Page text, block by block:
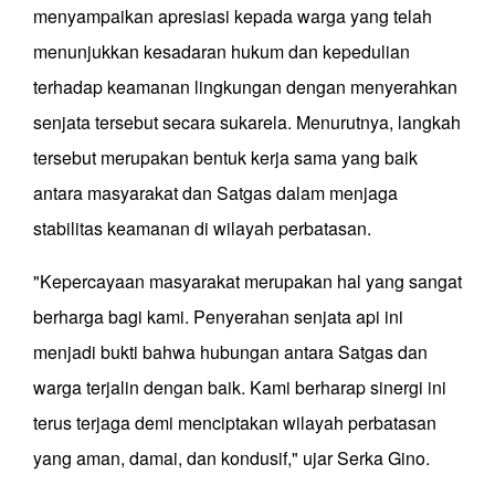
menyampaikan apresiasi kepada warga yang telah
menunjukkan kesadaran hukum dan kepedulian
terhadap keamanan lingkungan dengan menyerahkan
senjata tersebut secara sukarela. Menurutnya, langkah
tersebut merupakan bentuk kerja sama yang baik
antara masyarakat dan Satgas dalam menjaga
stabilitas keamanan di wilayah perbatasan.
"Kepercayaan masyarakat merupakan hal yang sangat
berharga bagi kami. Penyerahan senjata api ini
menjadi bukti bahwa hubungan antara Satgas dan
warga terjalin dengan baik. Kami berharap sinergi ini
terus terjaga demi menciptakan wilayah perbatasan
yang aman, damai, dan kondusif," ujar Serka Gino.